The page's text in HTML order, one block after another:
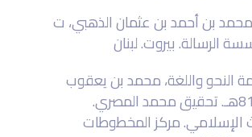
محمد بن أحمد بن عثمان الذهبي، ت
النحو واللغة، محمد بن يعقوب
الفيروز أبادي، ت817هـ. تحقيق محمد المصري.
الإسلامي. مركز المخطوطات